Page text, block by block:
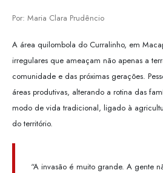
Por: Maria Clara Prudêncio
A área quilombola do Curralinho, em
irregulares que ameaçam não apenas a
comunidade e das próximas gerações.
áreas produtivas, alterando a rotina das
modo de vida tradicional, ligado à
do território.
“A invasão é muito grande. A gente